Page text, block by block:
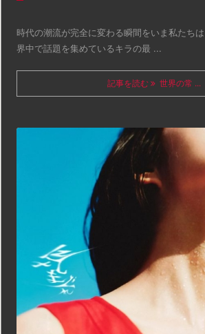
時代の潮流が完全に変わる瞬間をいま私たち
界中で話題を集めているキラの最 ...
記事を読む 世界の常 ...